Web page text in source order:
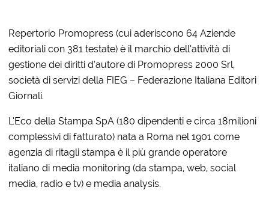
Repertorio Promopress (cui aderiscono 64 Aziende
editoriali con 381 testate) è il marchio dell’attività di
gestione dei diritti d’autore di Promopress 2000 Srl,
società di servizi della FIEG – Federazione Italiana Editori
Giornali.
L’Eco della Stampa SpA (180 dipendenti e circa 18milioni
complessivi di fatturato) nata a Roma nel 1901 come
agenzia di ritagli stampa è il più grande operatore
italiano di media monitoring (da stampa, web, social
media, radio e tv) e media analysis.